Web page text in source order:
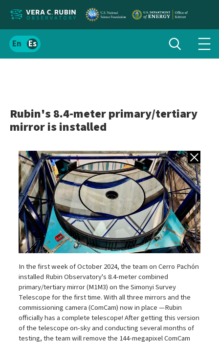
Localizar
el
Español
Alternar
búsqueda
Rubin's 8.4-meter primary/tertiary
mirror is installed
Volver a
In the first week of October 2024, the team on Cerro Pachón
installed Rubin Observatory's 8.4-meter combined
primary/tertiary mirror (M1M3) on the Simonyi Survey
Telescope for the first time. With all three mirrors and the
commissioning camera (ComCam) now in place —Rubin
officially has a complete telescope! After getting this version
of the telescope on-sky and conducting several months of
testing, the team will remove the 144-megapixel ComCam